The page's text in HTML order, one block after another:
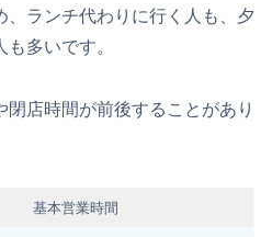
、ランチ代わりに行く人も、夕
多いです。
店時間が前後することがあり
基本営業時間